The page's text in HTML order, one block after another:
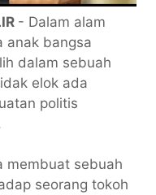
- Dalam alam
anak bangsa
dalam sebuah
elok ada
politis
membuat sebuah
seorang tokoh